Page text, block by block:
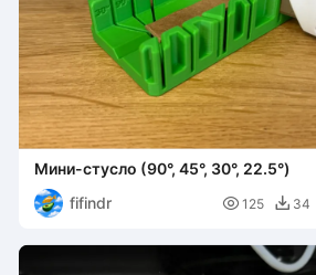
Мини-стусло (90°, 45°, 30°, 22.5°)
fifindr
 125  34